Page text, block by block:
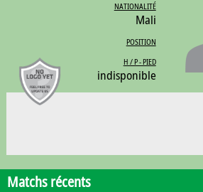
NATIONALITÉ
Mali
POSITION
H / P - PIED
indisponible
Matchs récents